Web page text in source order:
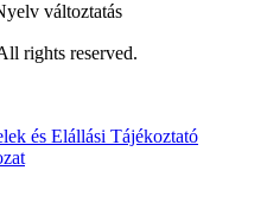
változtatás
rights reserved.
és Elállási Tájékoztató